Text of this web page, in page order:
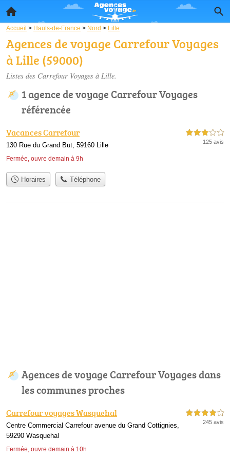
Accueil > Hauts-de-France > Nord > Lille
Agences de voyage Carrefour Voyages
à Lille (59000)
Listes des Carrefour Voyages à Lille.
1 agence de voyage Carrefour Voyages
référencée
Vacances Carrefour
130 Rue du Grand But, 59160 Lille
Fermée, ouvre demain à 9h
3,0 étoiles sur 5
125 avis
Horaires Téléphone
Agences de voyage Carrefour Voyages dans
les communes proches
Carrefour voyages Wasquehal
Centre Commercial Carrefour avenue du Grand Cottignies,
59290 Wasquehal
Fermée, ouvre demain à 10h
4,0 étoiles sur 5
245 avis